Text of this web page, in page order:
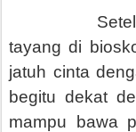
Setelah
tayang di
jatuh cinta
begitu dekat
mampu bawa